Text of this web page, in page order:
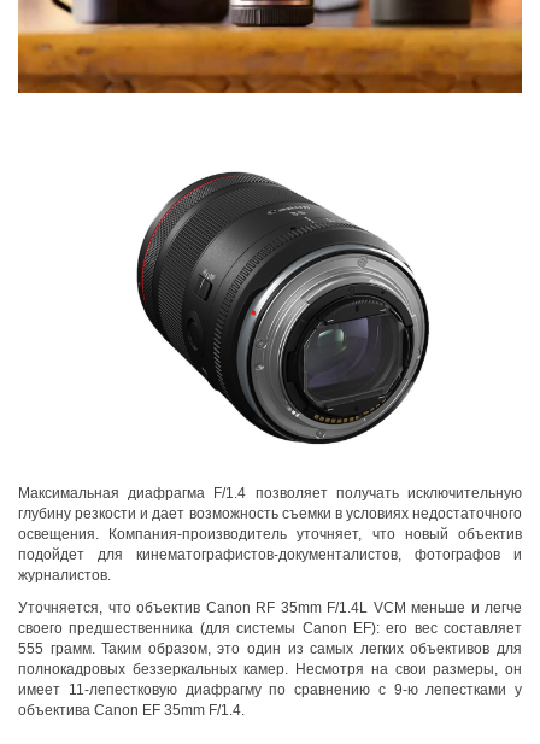
Максимальная диафрагма F/1.4 позволяет получать исключительную
глубину резкости и дает возможность съемки в условиях недостаточного
освещения. Компания-производитель уточняет, что новый объектив
подойдет для кинематографистов-документалистов, фотографов и
журналистов.
Уточняется, что объектив Canon RF 35mm F/1.4L VCM меньше и легче
своего предшественника (для системы Canon EF): его вес составляет
555 грамм. Таким образом, это один из самых легких объективов для
полнокадровых беззеркальных камер. Несмотря на свои размеры, он
имеет 11-лепестковую диафрагму по сравнению с 9-ю лепестками у
объектива Canon EF 35mm F/1.4.